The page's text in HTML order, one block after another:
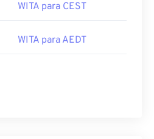
WITA para CEST
WITA para AEDT